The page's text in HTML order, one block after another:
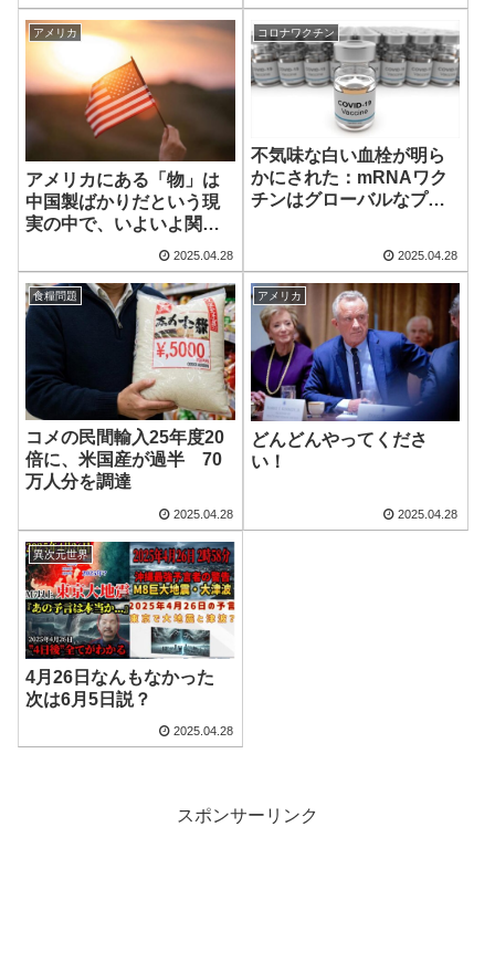
アメリカ
アメリカにある「物」は
中国製ばかりだという現
実の中で、いよいよ関税
戦争の影響が現れる時期
が到来
2025.04.28
コロナワクチン
不気味な白い血栓が明ら
かにされた：mRNAワク
チンはグローバルなプリ
2025.04.28
食糧問題
コメの民間輸入25年度20
倍に、米国産が過半 70
万人分を調達
2025.04.28
アメリカ
どんどんやってくださ
い！
2025.04.28
異次元世界
4月26日なんもなかった
次は6月5日説？
2025.04.28
スポンサーリンク